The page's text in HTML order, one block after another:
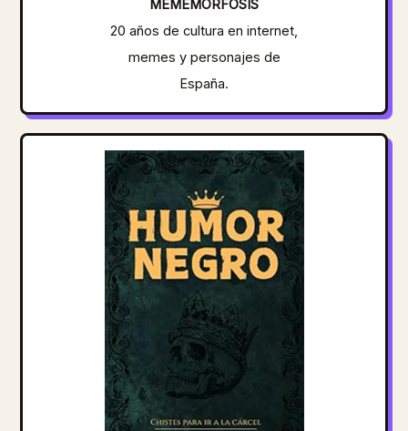
MEMEMORFOSIS
20 años de cultura en internet,
memes y personajes de
España.